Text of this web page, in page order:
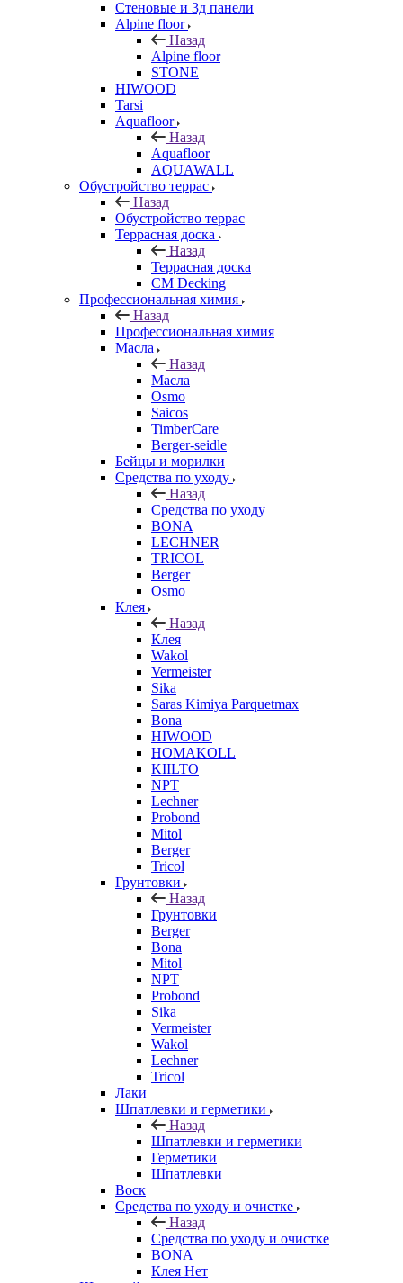
Стеновые и 3д панели
Alpine floor
Назад
Alpine floor
STONE
HIWOOD
Tarsi
Aquafloor
Назад
Aquafloor
AQUAWALL
Обустройство террас
Назад
Обустройство террас
Террасная доска
Назад
Террасная доска
CM Decking
Профессиональная химия
Назад
Профессиональная химия
Масла
Назад
Масла
Osmo
Saicos
TimberCare
Berger-seidle
Бейцы и морилки
Средства по уходу
Назад
Средства по уходу
BONA
LECHNER
TRICOL
Berger
Osmo
Клея
Назад
Клея
Wakol
Vermeister
Sika
Saras Kimiya Parquetmax
Bona
HIWOOD
HOMAKOLL
KIILTO
NPT
Lechner
Probond
Mitol
Berger
Tricol
Грунтовки
Назад
Грунтовки
Berger
Bona
Mitol
NPT
Probond
Sika
Vermeister
Wakol
Lechner
Tricol
Лаки
Шпатлевки и герметики
Назад
Шпатлевки и герметики
Герметики
Шпатлевки
Воск
Средства по уходу и очистке
Назад
Средства по уходу и очистке
BONA
Клея Нет